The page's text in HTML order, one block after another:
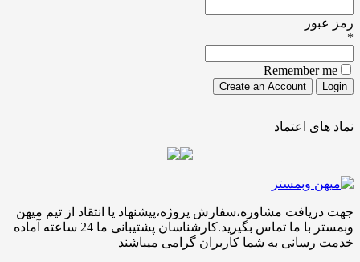
رمز عبور
*
Remember me
نماد های اعتماد
جهت دریافت مشاوره،سفارش پروژه،پیشنهاد یا انتقاد از تیم میهن
وبمستر با ما تماس بگیرید.کارشناسان پشتیبانی ما 24 ساعته آماده
خدمت رسانی به شما کاربران گرامی میباشند